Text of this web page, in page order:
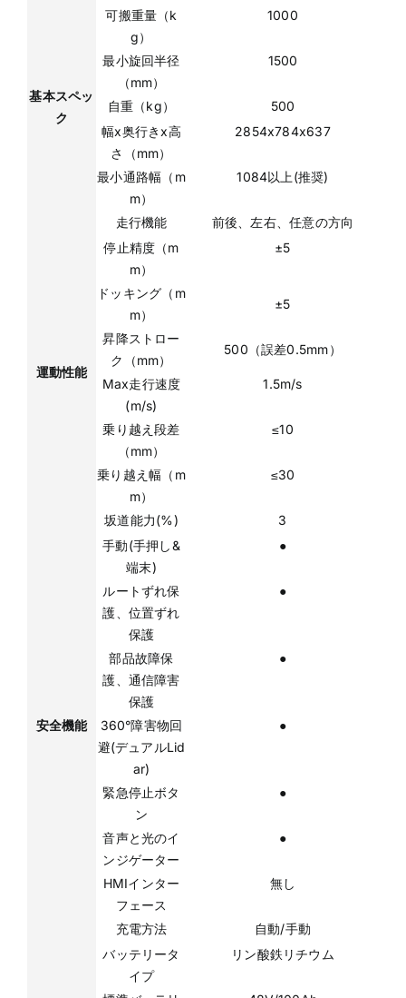
基本スペッ
ク
可搬重量（k
g）
1000
最小旋回半径
（mm）
1500
自重（kg）
500
幅x奥行きx高
さ（mm）
2854x784x637
最小通路幅（m
m）
1084以上(推奨)
運動性能
走行機能
前後、左右、任意の方向
停止精度（m
m）
±5
ドッキング（m
m）
±5
昇降ストロー
ク（mm）
500（誤差0.5mm）
Max走行速度
(m/s)
1.5m/s
乗り越え段差
（mm）
≤10
乗り越え幅（m
m）
≤30
坂道能力(%) 3
安全機能
手動(手押し&
端末)
●
ルートずれ保
護、位置ずれ
保護
●
部品故障保
護、通信障害
保護
●
360°障害物回
避(デュアルLid
ar)
●
緊急停止ボタ
ン
●
音声と光のイ
ンジゲーター
●
HMIインター
フェース
無し
充電方法
自動/手動
バッテリータ
イプ
リン酸鉄リチウム